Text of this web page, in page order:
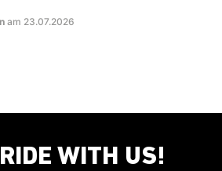
am 23.07.2026
RIDE WITH US!